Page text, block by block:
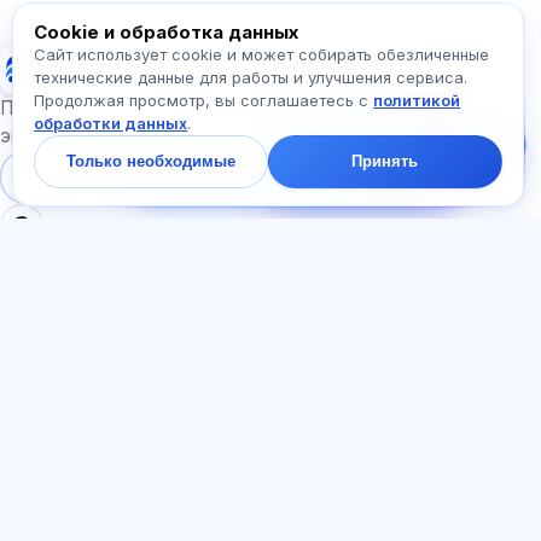
Exalify
Подготовка к международным языковым
экзаменам
Войти
Регистрация
Напишите нам!
экзамены и с чего
начать — ответим в
чате за минуту.
Cookie и обработка данных
Сайт использует cookie и может собирать обезличенные
технические данные для работы и улучшения сервиса.
Продолжая просмотр, вы соглашаетесь с политикой
обработки данных.
Только необходимые Принять